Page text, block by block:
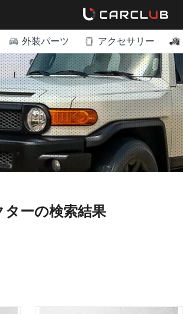
外装パーツ アクセサリー
ターの検索結果